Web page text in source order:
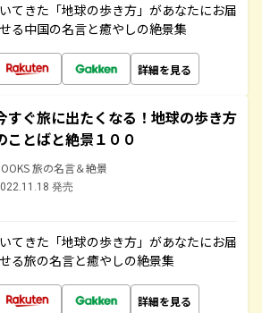
てきた「地球の歩き方」があなたにお届
る中国の名言と癒やしの絶景集
詳細を見る
すぐ旅に出たくなる！地球の歩き方
ことばと絶景１００
旅の名言＆絶景
発売
てきた「地球の歩き方」があなたにお届
る旅の名言と癒やしの絶景集
詳細を見る